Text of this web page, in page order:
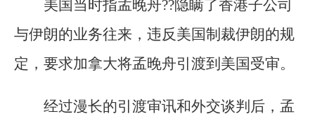
美国当时指孟晚舟??隐瞒了香港子公司
与伊朗的业务往来，违反美国制裁伊朗的规
定，要求加拿大将孟晚舟引渡到美国受审。
经过漫长的引渡审讯和外交谈判后，孟